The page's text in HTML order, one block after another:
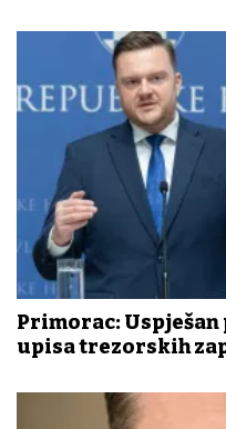
Primorac:
upisa trezorskih